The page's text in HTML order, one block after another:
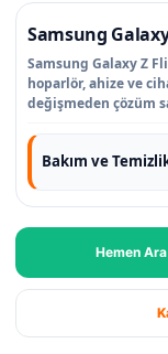
Samsung
Samsung Galaxy Z
hoparlör, ahize ve
değişmeden çözüm
Bakım ve
Hemen Ara